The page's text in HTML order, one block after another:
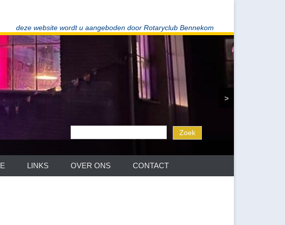
deze website wordt u aangeboden door Rotaryclub Bennekom
>
LINKS OVER ONS CONTACT